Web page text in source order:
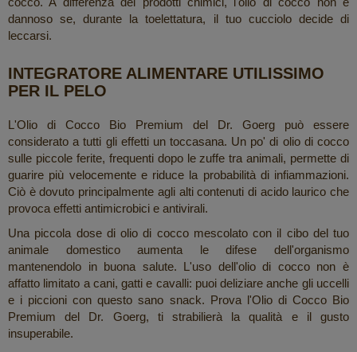
dannoso se, durante la toelettatura, il tuo cucciolo decide di
leccarsi.
INTEGRATORE ALIMENTARE UTILISSIMO
PER IL PELO
L'Olio di Cocco Bio Premium del Dr. Goerg può essere
considerato a tutti gli effetti un toccasana. Un po' di olio di cocco
sulle piccole ferite, frequenti dopo le zuffe tra animali, permette di
guarire più velocemente e riduce la probabilità di infiammazioni.
Ciò è dovuto principalmente agli alti contenuti di acido laurico che
provoca effetti antimicrobici e antivirali.
Una piccola dose di olio di cocco mescolato con il cibo del tuo
animale domestico aumenta le difese dell'organismo
mantenendolo in buona salute. L'uso dell'olio di cocco non è
affatto limitato a cani, gatti e cavalli: puoi deliziare anche gli uccelli
e i piccioni con questo sano snack. Prova l'Olio di Cocco Bio
Premium del Dr. Goerg, ti strabilierà la qualità e il gusto
insuperabile.